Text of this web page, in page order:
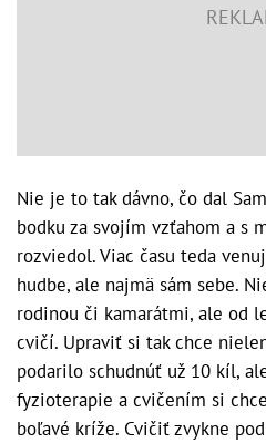
Nie je to tak dávno, čo dal
bodku za svojím vzťahom a s
rozviedol. Viac času teda
hudbe, ale najmä sám sebe.
rodinou či kamarátmi, ale od
cvičí. Upraviť si tak chce
podarilo schudnúť už 10 kíl,
fyzioterapie a cvičením si
boľavé kríže. Cvičiť zvykne